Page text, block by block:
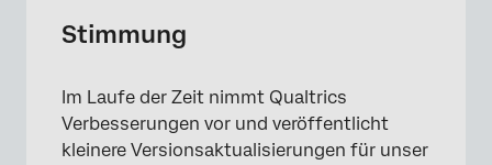
Stimmung
Im Laufe der Zeit nimmt Qualtrics
Verbesserungen vor und veröffentlicht
kleinere Versionsaktualisierungen für unser